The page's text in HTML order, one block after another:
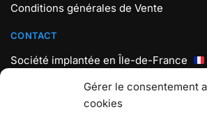
Gérer le consentement
cookies
Conditions générales de Vente
CONTACT
Société implantée en Île-de-France
Téléphone : +33 7 56 98 18 19
Lundi au vendredi : 9h30 – 17h30